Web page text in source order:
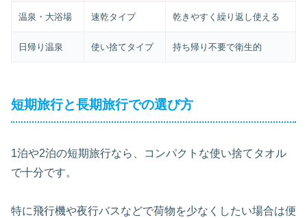
温泉・大浴場 速乾タイプ 乾きやすく繰り返し使える
日帰り温泉 使い捨てタイプ 持ち帰り不要で衛生的
短期旅行と長期旅行での選び方
1泊や2泊の短期旅行なら、コンパクトな使い捨てタオル
で十分です。
特に飛行機や夜行バスなどで荷物を少なくしたい場合は便